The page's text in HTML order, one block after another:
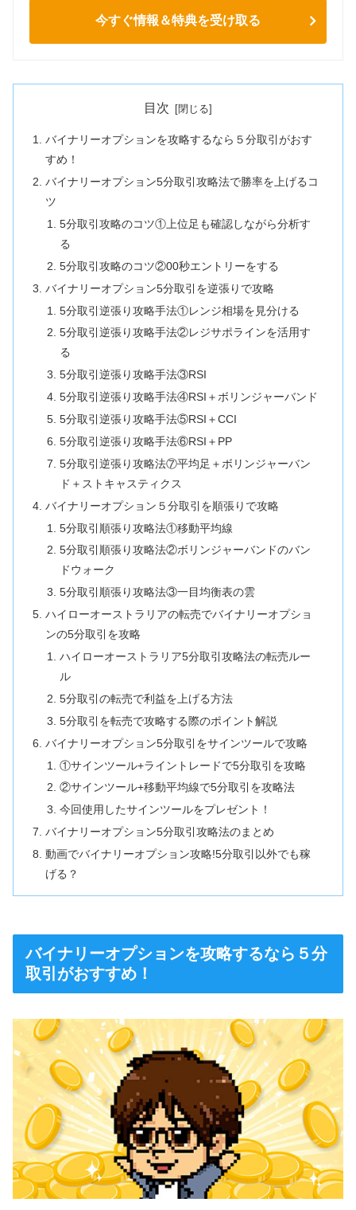
今すぐ情報＆特典を受け取る
目次
バイナリーオプションを攻略するなら５分取引がおす
すめ！
バイナリーオプション5分取引攻略法で勝率を上げるコ
ツ
5分取引攻略のコツ①上位足も確認しながら分析す
る
5分取引攻略のコツ②00秒エントリーをする
バイナリーオプション5分取引を逆張りで攻略
5分取引逆張り攻略手法①レンジ相場を見分ける
5分取引逆張り攻略手法②レジサポラインを活用す
る
5分取引逆張り攻略手法③RSI
5分取引逆張り攻略手法④RSI＋ボリンジャーバンド
5分取引逆張り攻略手法⑤RSI＋CCI
5分取引逆張り攻略手法⑥RSI＋PP
5分取引逆張り攻略法⑦平均足＋ボリンジャーバン
ド＋ストキャスティクス
バイナリーオプション５分取引を順張りで攻略
5分取引順張り攻略法①移動平均線
5分取引順張り攻略法②ボリンジャーバンドのバン
ドウォーク
5分取引順張り攻略法③一目均衡表の雲
ハイローオーストラリアの転売でバイナリーオプショ
ンの5分取引を攻略
ハイローオーストラリア5分取引攻略法の転売ルー
ル
5分取引の転売で利益を上げる方法
5分取引を転売で攻略する際のポイント解説
バイナリーオプション5分取引をサインツールで攻略
①サインツール+ライントレードで5分取引を攻略
②サインツール+移動平均線で5分取引を攻略法
今回使用したサインツールをプレゼント！
バイナリーオプション5分取引攻略法のまとめ
動画でバイナリーオプション攻略!5分取引以外でも稼
げる？
バイナリーオプションを攻略するなら５分
取引がおすすめ！